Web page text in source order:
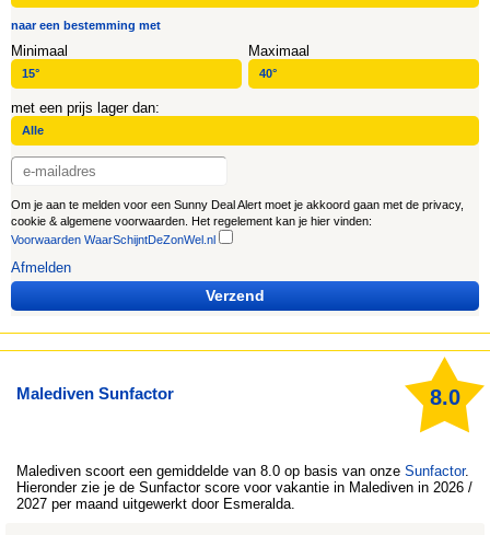
Malediven Sunfactor 8.0
Malediven scoort een gemiddelde van 8.0 op basis van onze Sunfactor.
Hieronder zie je de Sunfactor score voor vakantie in Malediven in 2026 /
2027 per maand uitgewerkt door Esmeralda.
naar een bestemming met
Minimaal Maximaal
met een prijs lager dan:
Om je aan te melden voor een Sunny Deal Alert moet je akkoord gaan met de privacy,
cookie & algemene voorwaarden. Het regelement kan je hier vinden:
Voorwaarden WaarSchijntDeZonWel.nl
Afmelden
Verzend